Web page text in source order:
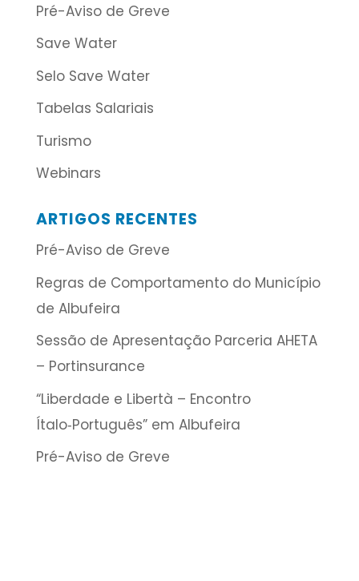
Pré-Aviso de Greve
Save Water
Selo Save Water
Tabelas Salariais
Turismo
Webinars
ARTIGOS RECENTES
Pré-Aviso de Greve
Regras de Comportamento do Município
de Albufeira
Sessão de Apresentação Parceria AHETA
– Portinsurance
“Liberdade e Libertà – Encontro
Ítalo‑Português” em Albufeira
Pré-Aviso de Greve